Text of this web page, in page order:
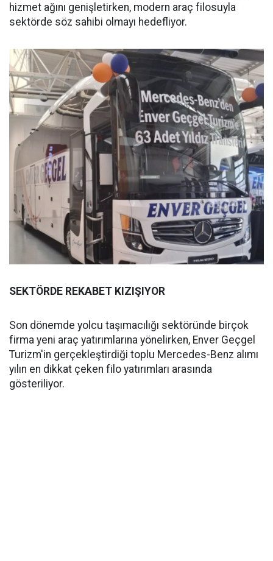
hizmet ağını genişletirken, modern araç filosuyla
sektörde söz sahibi olmayı hedefliyor.
SEKTÖRDE REKABET KIZIŞIYOR
Son dönemde yolcu taşımacılığı sektöründe birçok
firma yeni araç yatırımlarına yönelirken, Enver Geçgel
Turizm'in gerçekleştirdiği toplu Mercedes-Benz alımı
yılın en dikkat çeken filo yatırımları arasında
gösteriliyor.